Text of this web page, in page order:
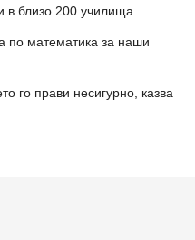
в близо 200 училища
по математика за наши
го прави несигурно, казва